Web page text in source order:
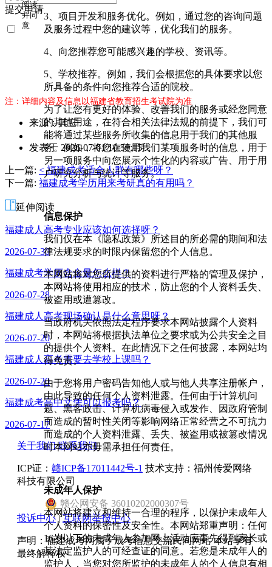
提交申请
阅读
并同
意
3、项目开发和服务优化。例如，通过您的咨询问题
及服务过程中您的建议等，优化我们的服务。
4、向您推荐您可能感兴趣的学校、资讯等。
5、学校推荐。例如，我们会根据您的具体要求以您
所具备的条件向您推荐合适的院校。
为了让您有更好的体验、改善我们的服务或经您同意
的其他用途，在符合相关法律法规的前提下，我们可
能将通过某些服务所收集的信息用于我们的其他服
务。例如，将您在使用我们某项服务时的信息，用于
另一项服务中向您展示个性化的内容或广告、用于用
户研究分析与统计等服务。
信息保护
我们仅在本《隐私政策》所述目的所必需的期间和法
律法规要求的时限内保留您的个人信息。
本网站将对您所提供的资料进行严格的管理及保护，
本网站将使用相应的技术，防止您的个人资料丢失、
被盗用或遭篡改。
当政府机关依照法定程序要求本网站披露个人资料
时，本网站将根据执法单位之要求或为公共安全之目
的提供个人资料。在此情况下之任何披露，本网站均
得免责。
由于您将用户密码告知他人或与他人共享注册帐户，
由此导致的任何个人资料泄露。任何由于计算机问
题、黑客政击、计算机病毒侵入或发作、因政府管制
而造成的暂时性关闭等影响网络正常经营之不可抗力
而造成的个人资料泄露、丢失、被盗用或被篡改情况
时本网站亦毋需承担任何责任。
未成年人保护
本网站将建立和维持一合理的程序，以保护未成年人
个人资料的保密性及安全性。本网站郑重声明：任何
16岁以下的未成年人参加网上活动应事先得到家长或
其法定监护人的可经查证的同意。若您是未成年人的
监护人，当您对您所监护的未成年人的个人信息有相
注：详细内容及信息以福建省教育招生考试院为准
来源：其它
者：
老
师
发表于 2026-07-01 10:58:15
上一篇: < 福建成考适合人群有哪些呀？
下一篇: 福建成考学历用来考研真的有用吗？
延伸阅读
福建成人高考专业应该如何选择呀？
2026-07-30
福建成考学历含金量怎么样？
2026-07-28
福建成人高考现场确认是什么意思呀？
2026-07-20
福建成人高考需要去学校上课吗？
2026-07-20
福建成考高中文凭可以报考吗？
2026-07-17
关于我们 联系我们
ICP证： 赣ICP备17011442号-1 技术支持：福州传爱网络
科技有限公司
赣公网安备 36010202000307号
投诉中心|互联网举报中心
声明：福建成考网属于成考信息交流民间网站 本站享有
最终解释权